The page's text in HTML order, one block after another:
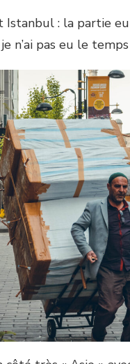
: la partie
n’ai pas eu le